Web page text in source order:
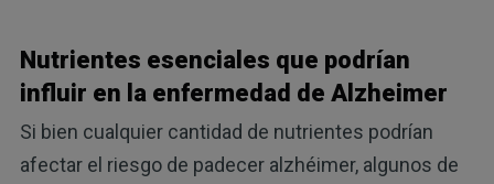
Nutrientes esenciales que podrían
influir en la enfermedad de Alzheimer
Si bien cualquier cantidad de nutrientes podrían
afectar el riesgo de padecer alzhéimer, algunos de